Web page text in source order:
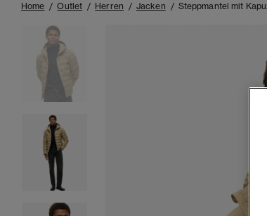
Home Outlet Herren Jacken Steppmantel mit